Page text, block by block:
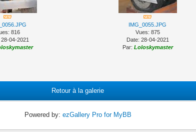
816
28-04-2021
IMG_0055.JPG
Vues: 875
Date: 28-04-2021
Par: Loloskymaster
Retour à la galerie
Powered by: ezGallery Pro for MyBB